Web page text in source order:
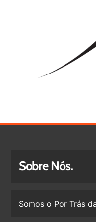
Sobre Nós.
Somos o Por Trás